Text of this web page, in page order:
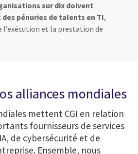
sur dix doivent
pénuries de talents en TI,
l’exécution et la prestation de
alliances mondiales
mettent CGI en relation
fournisseurs de services
de cybersécurité et de
Ensemble, nous